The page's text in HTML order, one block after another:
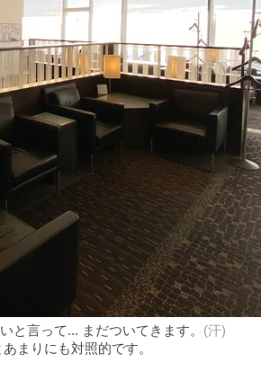
と言って... まだついてきます。 (汗)
まりにも対照的です。